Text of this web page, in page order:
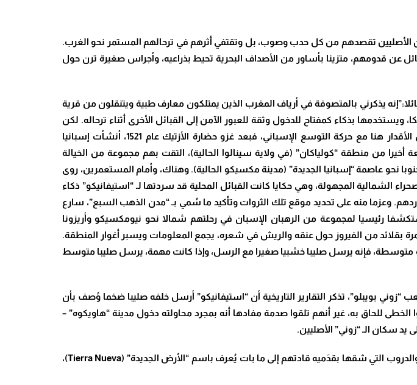
الأصليين تقصدهم من كل حدب وصوب، بل وتقتفي أثرهم في ترحالهم المستمر نحو الغرب.
عن قدومهم، متزينا بأساور من الأصداف البحرية تحيط بذراعيه، وأجراس صغيرة ترن حول
يذكرني بالمتصوفة في أرياف المغرب الذين يمتلكون معارف طبية ويتنقلون من قرية
ويستخدمها بذكاء كمفتاح للدخول وثقة للعبور الآمن إلى القبائل الأخرى أثناء ترحاله. لكن
هذا الأسلوب نفسه، في نهاية المطاف، سيتخذ منحى مأساويا يودي بحياته”. وتتداخل الأقدار هنا مع حركة التوسع الإسباني، فبعد غزو حضارة الأزتيك عام 1521، أنشأت إسبانيا
من منطقة “كولياكان” (في ولاية سينالوا الحالية)، التقت بهم مجموعة من الخيالة
بوجودهم، واقتادوهم لمسافة 1,300 ميل ما يقارب 2,090 كيلومترا جنوبا نحو عاصمة “إسبانيا الجديدة” (مدينة مكسيكو الحالية). وهناك، وأمام المستعمرين، روى
المجهولة، وهي حكايا كانت القبائل المحلية قد سردتها لـ “استيفانيكو” ذكاء
وعزما منه على تحديد موقع تلك الثروات وتأكيد ما سُمي بـ “مدن الذهب السبع”، سارع
مجددا ليكون دليلا ومستكشفا رئيسيا لمجموعة من الرهبان الإسبان في رحلتهم شمالا نحو نيومكسيكو وأريزونا
بقلائد من الفيروز حول عنقه والريش في شعره، يجمع المعلومات ويسبر أغوار المنطقة.
متوسطة، فإنه يرسل صليبا خشبيا صغيرا مع الرسل، وإذا كانت مهمة، يرسل صليبا متوسط
بويبلو”، تذكر التقارير التاريخية أن “استيفانيكو” أرسل خلفه صليبا ضخما وُصف بأن
للحاق به، غير أنهم تلقوا صدمة مفادها أنه بمجرد محاولته دخول مدينة “هاويكوه” –
سكان الـ “زوني” الأصليين.
​ورغم أن الإسبان لم يعثروا قط على الذهب الذي حلموا به، فإن رحلة “استيفانيكو” الأخيرة والدروب التي شقها بقدَميه قادتهم إلى ما بات يُعرف باسم “الأرض الجديدة” (Tierra Nueva)،